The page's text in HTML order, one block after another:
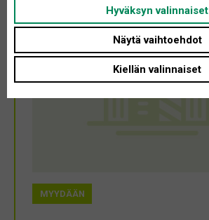
MYYDÄÄN
Hyväksyn valinnaiset
Näytä vaihtoehdot
Kiellän valinnaiset